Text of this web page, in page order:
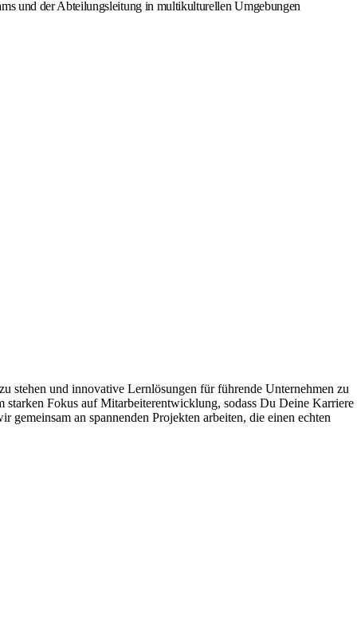
und der Abteilungsleitung in multikulturellen Umgebungen
stehen und innovative Lernlösungen für führende Unternehmen zu
Fokus auf Mitarbeiterentwicklung, sodass Du Deine Karriere
an spannenden Projekten arbeiten, die einen echten